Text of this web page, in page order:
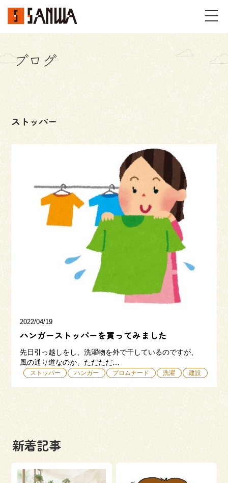
イベント・見学会
不動産情報
事例
パーツギャラリー
お客様の声
私たちのこと
リフォーム
054-365-3838
来場予約 資料請求
ブログ
ストッパー
2022/04/19
ハンガーストッパーを買ってみました
先日引っ越しをし、洗濯物を外で干しているのですが、
風の通り道なのか、ただただ…
ストッパー ハンガー プロムナード 洗濯 建設
新着記事